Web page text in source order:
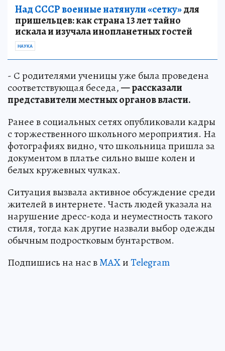
Над СССР военные натянули «сетку»для
пришельцев: как страна 13 лет тайно
искала и изучала инопланетных гостей
НАУКА
- С родителями ученицы уже была проведена
соответствующая беседа,— рассказали
представители местных органов власти.
Ранее в социальных сетях опубликовали кадры
с торжественного школьного мероприятия. На
фотографиях видно, что школьница пришла за
документом в платье сильно выше колен и
белых кружевных чулках.
Ситуация вызвала активное обсуждение среди
жителей в интернете. Часть людей указала на
нарушение дресс-кода и неуместность такого
стиля, тогда как другие назвали выбор одежды
обычным подростковым бунтарством.
Подпишись на нас вMAXиTelegram